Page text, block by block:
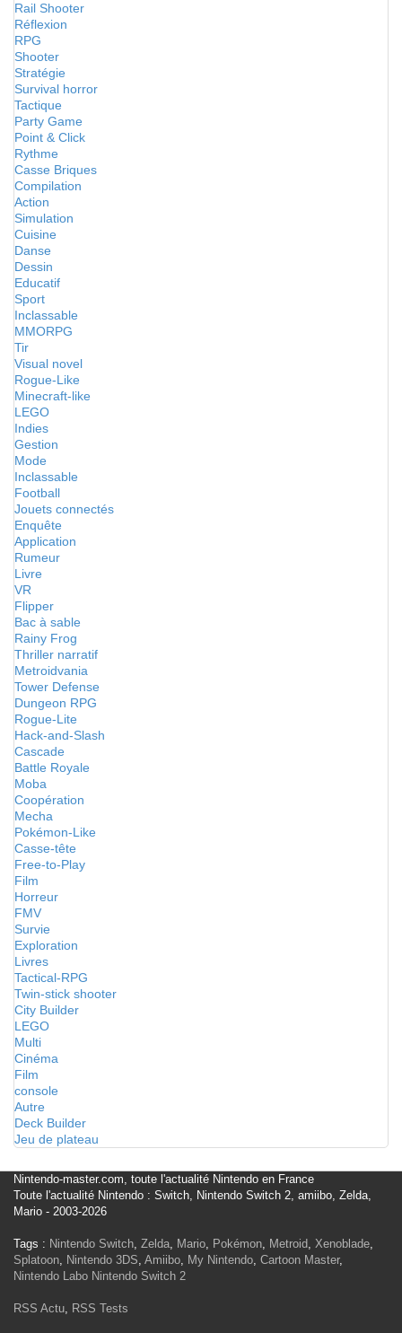
Rail Shooter
Réflexion
RPG
Shooter
Stratégie
Survival horror
Tactique
Party Game
Point & Click
Rythme
Casse Briques
Compilation
Action
Simulation
Cuisine
Danse
Dessin
Educatif
Sport
Inclassable
MMORPG
Tir
Visual novel
Rogue-Like
Minecraft-like
LEGO
Indies
Gestion
Mode
Inclassable
Football
Jouets connectés
Enquête
Application
Rumeur
Livre
VR
Flipper
Bac à sable
Rainy Frog
Thriller narratif
Metroidvania
Tower Defense
Dungeon RPG
Rogue-Lite
Hack-and-Slash
Cascade
Battle Royale
Moba
Coopération
Mecha
Pokémon-Like
Casse-tête
Free-to-Play
Film
Horreur
FMV
Survie
Exploration
Livres
Tactical-RPG
Twin-stick shooter
City Builder
LEGO
Multi
Cinéma
Film
console
Autre
Deck Builder
Jeu de plateau
Nintendo-master.com, toute l'actualité Nintendo en France
Toute l'actualité Nintendo : Switch, Nintendo Switch 2, amiibo, Zelda,
Mario - 2003-2026
Tags : Nintendo Switch, Zelda, Mario, Pokémon, Metroid, Xenoblade,
Splatoon, Nintendo 3DS, Amiibo, My Nintendo, Cartoon Master,
Nintendo Labo Nintendo Switch 2
RSS Actu, RSS Tests